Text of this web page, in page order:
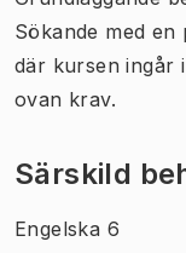
Sökande med
där kursen ingår
ovan krav.
Särskild
Engelska 6